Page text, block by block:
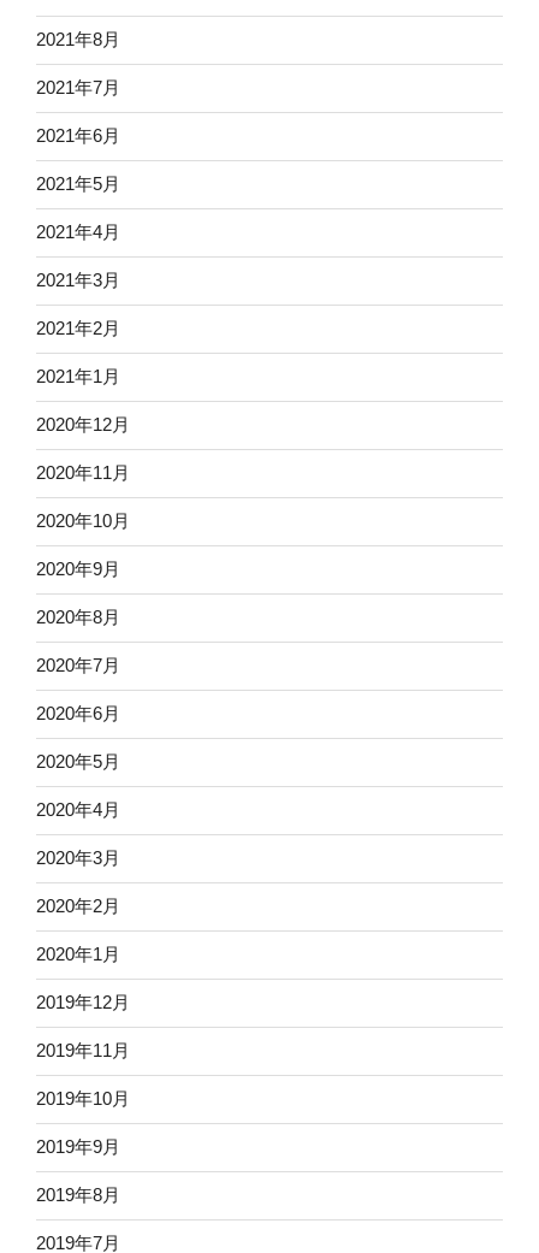
2021年8月
2021年7月
2021年6月
2021年5月
2021年4月
2021年3月
2021年2月
2021年1月
2020年12月
2020年11月
2020年10月
2020年9月
2020年8月
2020年7月
2020年6月
2020年5月
2020年4月
2020年3月
2020年2月
2020年1月
2019年12月
2019年11月
2019年10月
2019年9月
2019年8月
2019年7月